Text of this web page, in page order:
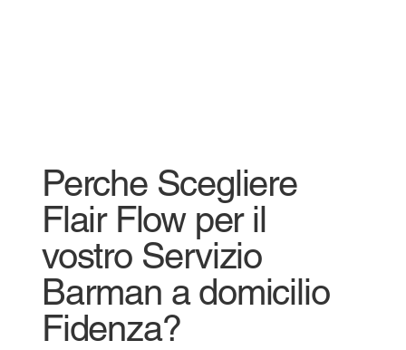
Perche Scegliere
Flair Flow per il
vostro Servizio
Barman a domicilio
Fidenza?